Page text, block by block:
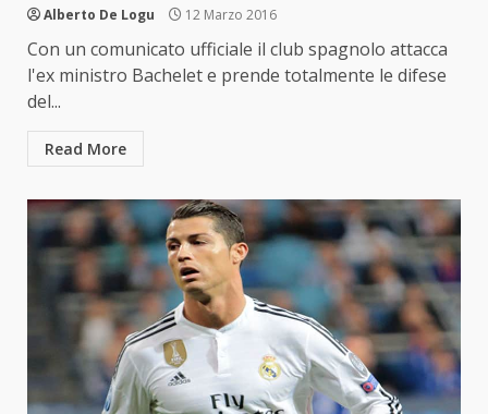
Alberto De Logu 12 Marzo 2016
Con un comunicato ufficiale il club spagnolo attacca
l'ex ministro Bachelet e prende totalmente le difese
del...
Read More